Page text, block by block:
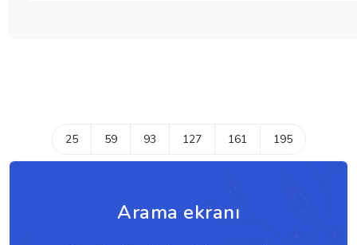
25 59 93 127 161 195
Arama ekranı